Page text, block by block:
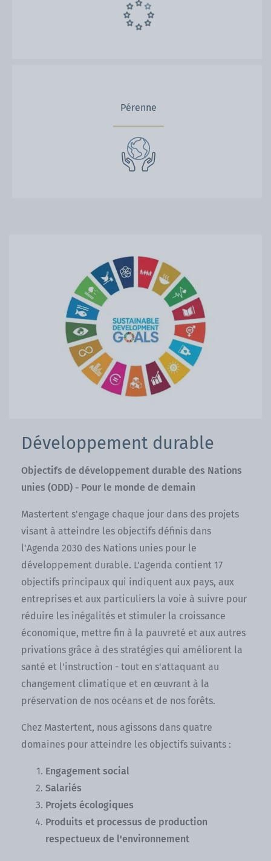
Pérenne
Développement durable
Objectifs de développement durable des Nations
unies (ODD) - Pour le monde de demain
Mastertent s'engage chaque jour dans des projets
visant à atteindre les objectifs définis dans
l'Agenda 2030 des Nations unies pour le
développement durable. L'agenda contient 17
objectifs principaux qui indiquent aux pays, aux
entreprises et aux particuliers la voie à suivre pour
réduire les inégalités et stimuler la croissance
économique, mettre fin à la pauvreté et aux autres
privations grâce à des stratégies qui améliorent la
santé et l'instruction - tout en s'attaquant au
changement climatique et en œuvrant à la
préservation de nos océans et de nos forêts.
Chez Mastertent, nous agissons dans quatre
domaines pour atteindre les objectifs suivants :
Engagement social
Salariés
Projets écologiques
Produits et processus de production
respectueux de l'environnement